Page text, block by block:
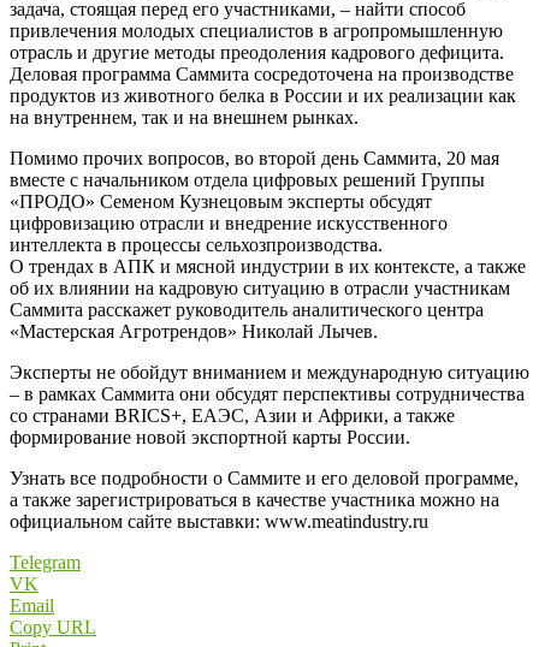
задача, стоящая перед его участниками, – найти способ
привлечения молодых специалистов в агропромышленную
отрасль и другие методы преодоления кадрового дефицита.
Деловая программа Саммита сосредоточена на производстве
продуктов из животного белка в России и их реализации как
на внутреннем, так и на внешнем рынках.
Помимо прочих вопросов, во второй день Саммита, 20 мая
вместе с начальником отдела цифровых решений Группы
«ПРОДО» Семеном Кузнецовым эксперты обсудят
цифровизацию отрасли и внедрение искусственного
интеллекта в процессы сельхозпроизводства.
О трендах в АПК и мясной индустрии в их контексте, а также
об их влиянии на кадровую ситуацию в отрасли участникам
Саммита расскажет руководитель аналитического центра
«Мастерская Агротрендов» Николай Лычев.
Эксперты не обойдут вниманием и международную ситуацию
– в рамках Саммита они обсудят перспективы сотрудничества
со странами BRICS+, ЕАЭС, Азии и Африки, а также
формирование новой экспортной карты России.
Узнать все подробности о Саммите и его деловой программе,
а также зарегистрироваться в качестве участника можно на
официальном сайте выставки: www.meatindustry.ru
Telegram
VK
Email
Copy URL